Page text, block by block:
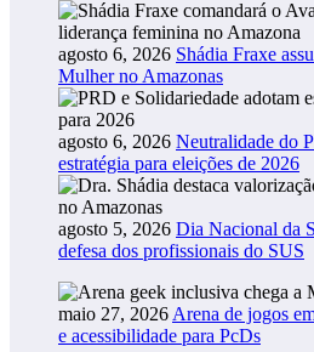
agosto 6, 2026 Shádia Fraxe
Mulher no Amazonas
agosto 6, 2026 Neutralidade do
estratégia para eleições de 2026
agosto 5, 2026 Dia Nacional da
defesa dos profissionais do SUS
maio 27, 2026 Arena de jogos
e acessibilidade para PcDs